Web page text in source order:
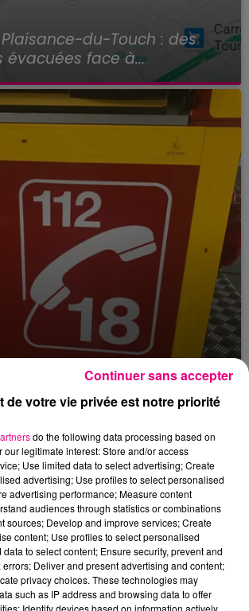
du-Touch : des
face à...
au nord de Toulouse
de votre vie privée est notre priorité
do the following data processing based on
our legitimate interest: Store and/or access
Use limited data to select advertising; Create
advertising; Use profiles to select personalised
advertising performance; Measure content
audiences through statistics or combinations
sources; Develop and improve services; Create
content; Use profiles to select personalised
to select content; Ensure security, prevent and
errors; Deliver and present advertising and content;
privacy choices. These technologies may
such as IP address and browsing data to offer
Identify devices based on information actively
Continuer sans accepter